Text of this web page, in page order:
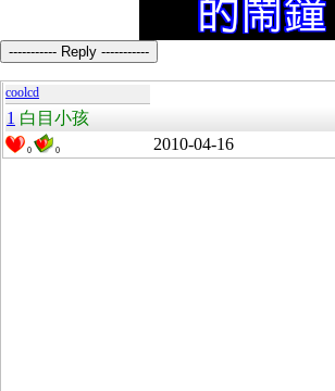
----------- Reply -----------
coolcd
1 白目小孩
0 0 2010-04-16